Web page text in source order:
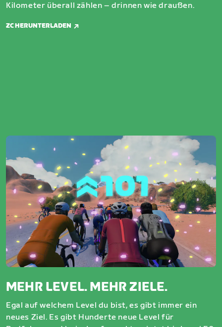
Kilometer überall zählen – drinnen wie draußen.
ZC HERUNTERLADEN
MEHR LEVEL. MEHR ZIELE.
Egal auf welchem Level du bist, es gibt immer ein
neues Ziel. Es gibt Hunderte neue Level für